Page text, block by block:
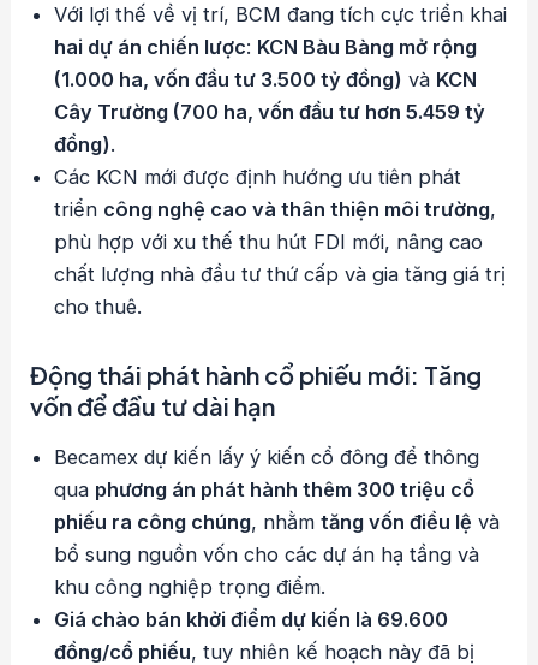
Với lợi thế về vị trí, BCM đang tích cực triển khai
hai dự án chiến lược: KCN Bàu Bàng mở rộng
(1.000 ha, vốn đầu tư 3.500 tỷ đồng) và KCN
Cây Trường (700 ha, vốn đầu tư hơn 5.459 tỷ
đồng).
Các KCN mới được định hướng ưu tiên phát
triển công nghệ cao và thân thiện môi trường,
phù hợp với xu thế thu hút FDI mới, nâng cao
chất lượng nhà đầu tư thứ cấp và gia tăng giá trị
cho thuê.
Động thái phát hành cổ phiếu mới: Tăng
vốn để đầu tư dài hạn
Becamex dự kiến lấy ý kiến cổ đông để thông
qua phương án phát hành thêm 300 triệu cổ
phiếu ra công chúng, nhằmtăng vốn điều lệ và
bổ sung nguồn vốn cho các dự án hạ tầng và
khu công nghiệp trọng điểm.
Giá chào bán khởi điểm dự kiến là 69.600
đồng/cổ phiếu, tuy nhiên kế hoạch này đã bị